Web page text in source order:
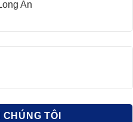
An
TÔI